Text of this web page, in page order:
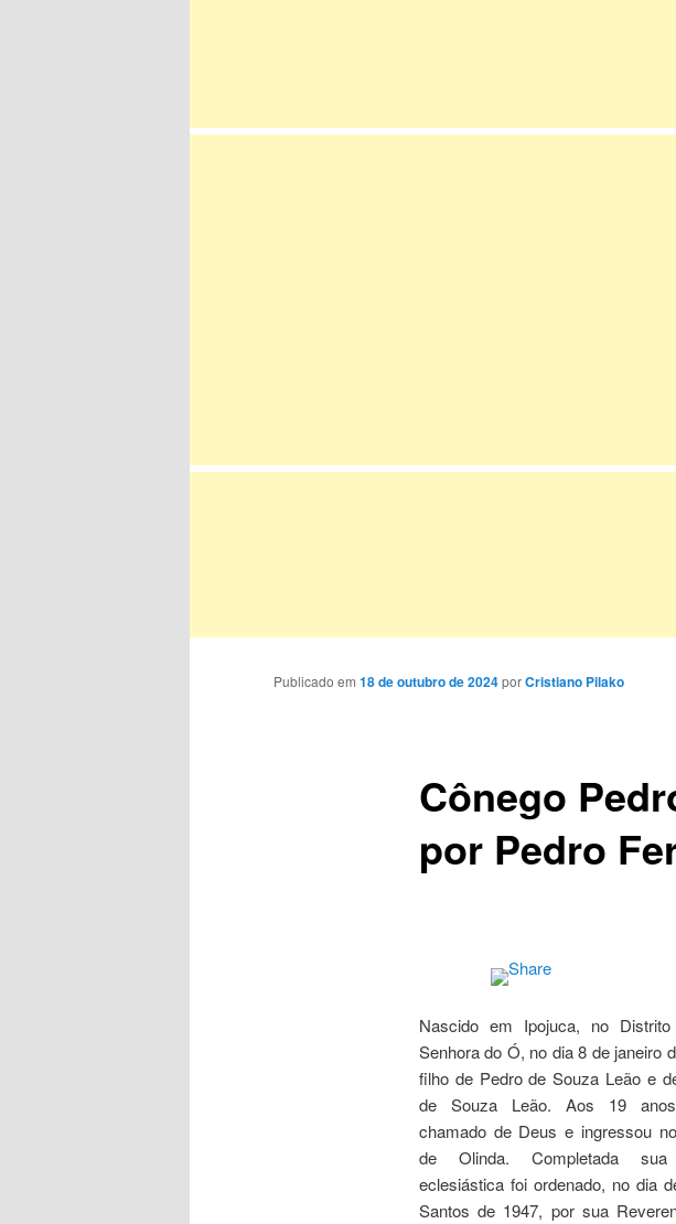
Cônego
por Pedro
Publicado em 18 de outubro de 2024porCristiano Pilako
Nascido em Ipojuca, no
Senhora do Ó, no dia 8 de janeiro
filho de Pedro de Souza Leão e
de Souza Leão. Aos 19
chamado de Deus e ingressou
de Olinda. Completada sua
eclesiástica foi ordenado, no dia
Santos de 1947, por sua